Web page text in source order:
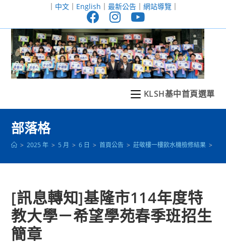
至
｜ 中文｜ English ｜ 最新公告｜ 網站導覽｜
KLSH基中首頁選單
部落格
> 2025 年 > 5 月 > 6 日 > 首頁公告 > 莊敬樓一樓飲水機檢修結果 >
[訊息轉知]基隆市114年度特
教大學－希望學苑春季班招生
簡章